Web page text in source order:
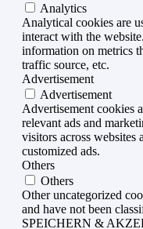
Analytics
Analytical cookies are
interact with the
information on metrics
traffic source, etc.
Advertisement
Advertisement
Advertisement cookies
relevant ads and
visitors across
customized ads.
Others
Others
Other uncategorized
and have not been
SPEICHERN &